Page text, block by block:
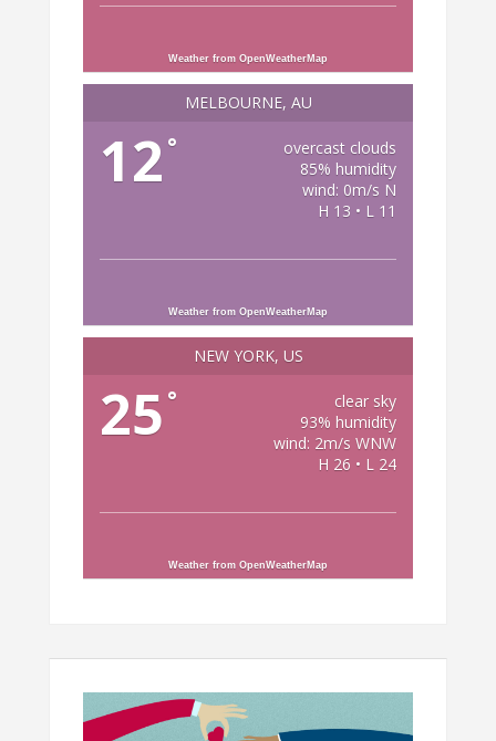
Weather from OpenWeatherMap
MELBOURNE, AU
12 °
overcast clouds
85% humidity
wind: 0m/s N
H 13 • L 11
Weather from OpenWeatherMap
NEW YORK, US
25 °
clear sky
93% humidity
wind: 2m/s WNW
H 26 • L 24
Weather from OpenWeatherMap